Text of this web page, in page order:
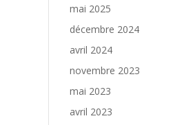
mai 2025
décembre 2024
avril 2024
novembre 2023
mai 2023
avril 2023